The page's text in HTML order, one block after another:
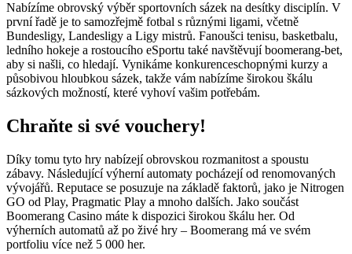
Nabízíme obrovský výběr sportovních sázek na desítky disciplín. V
první řadě je to samozřejmě fotbal s různými ligami, včetně
Bundesligy, Landesligy a Ligy mistrů. Fanoušci tenisu, basketbalu,
ledního hokeje a rostoucího eSportu také navštěvují boomerang-bet,
aby si našli, co hledají. Vynikáme konkurenceschopnými kurzy a
působivou hloubkou sázek, takže vám nabízíme širokou škálu
sázkových možností, které vyhoví vašim potřebám.
Chraňte si své vouchery!
Díky tomu tyto hry nabízejí obrovskou rozmanitost a spoustu
zábavy. Následující výherní automaty pocházejí od renomovaných
vývojářů. Reputace se posuzuje na základě faktorů, jako je Nitrogen
GO od Play, Pragmatic Play a mnoho dalších. Jako součást
Boomerang Casino máte k dispozici širokou škálu her. Od
výherních automatů až po živé hry – Boomerang má ve svém
portfoliu více než 5 000 her.